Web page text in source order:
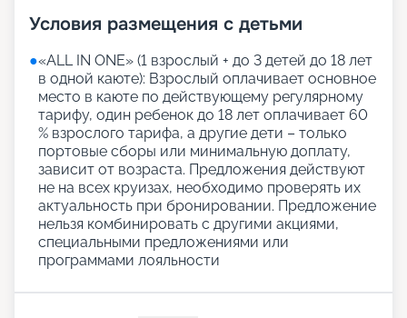
Условия размещения с детьми
●«АLL IN ONE» (1 взрослый + до 3 детей до 18 лет
в одной каюте): Взрослый оплачивает основное
место в каюте по действующему регулярному
тарифу, один ребенок до 18 лет оплачивает 60
% взрослого тарифа, а другие дети – только
портовые сборы или минимальную доплату,
зависит от возраста. Предложения действуют
не на всех круизах, необходимо проверять их
актуальность при бронировании. Предложение
нельзя комбинировать с другими акциями,
специальными предложениями или
программами лояльности